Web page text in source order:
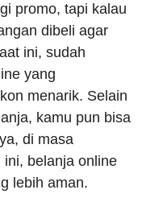
promo, tapi kalau
dibeli agar
ini, sudah
yang
menarik. Selain
kamu pun bisa
di masa
belanja online
lebih aman.